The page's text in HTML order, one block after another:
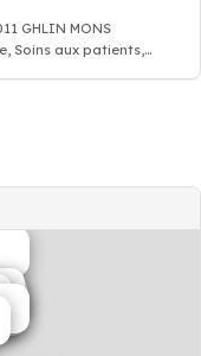
GHLIN MONS
Soins aux patients,